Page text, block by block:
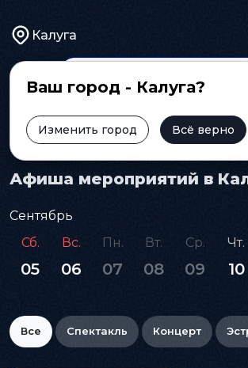
Калуга
Ваш город - Калуга?
Изменить город Всё верно
Главная Афиша
Афиша мероприятий в
Сентябрь
Сб.
05
Вс.
06
Пн.
07
Вт.
08
Ср.
09
Чт.
10
Все Спектакль Концерт